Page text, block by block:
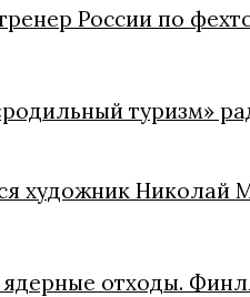
России по
туризм»
художник Николай
отходы.